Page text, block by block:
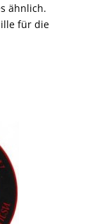
ähnlich.
für die